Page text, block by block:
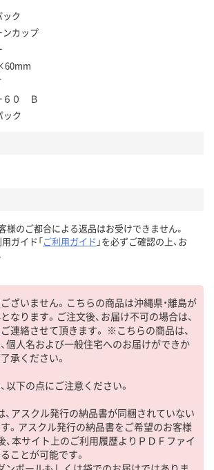
ック
ンカップ
６０ Ｂ
ック
様のご都合による返品はお受けできません。
ガイド「ご利用ガイド 」を必ずご確認の上、お
ざいません。こちらの商品は沖縄県・離島が
なります。ご注文後、お届け不可の場合は、
連絡させて頂きます。 ※こちらの商品は、
個人名および一般住宅へのお届けができか
承ください。
以下の点にご注意ください。
、アスクル発行の納品書が同梱されていない
。アスクル発行の納品書をご希望のお客様
、本サイト上のご利用履歴よりＰＤＦファイ
ことが可能です。